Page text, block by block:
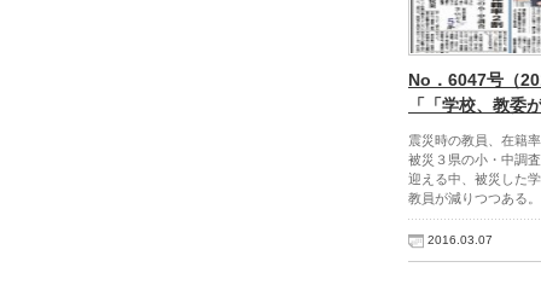
No．6047号（
「「学校、教委
震災時の教員、在籍
被災３県の小・中調
迎える中、被災した
教員が減りつつある。
2016.03.07